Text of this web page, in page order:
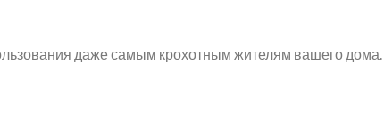
даже самым крохотным жителям вашего дома.